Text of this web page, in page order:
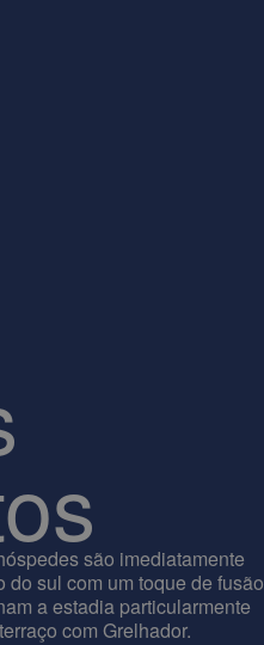
são imediatamente
sul com um toque de fusão
a estadia particularmente
com Grelhador.